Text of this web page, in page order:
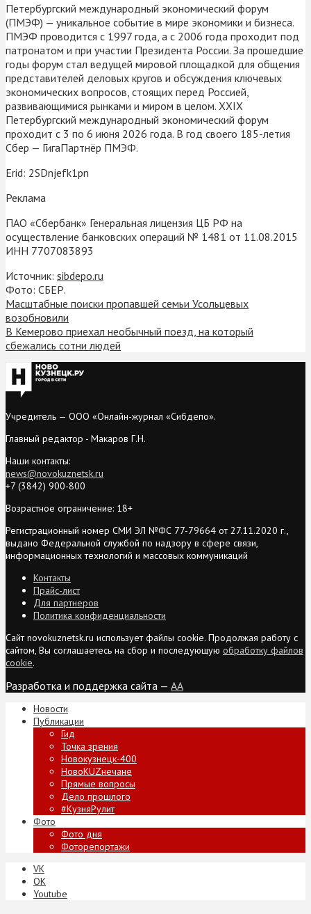
Петербургский международный экономический форум
(ПМЭФ) — уникальное событие в мире экономики и бизнеса.
ПМЭФ проводится с 1997 года, а с 2006 года проходит под
патронатом и при участии Президента России. За прошедшие
годы форум стал ведущей мировой площадкой для общения
представителей деловых кругов и обсуждения ключевых
экономических вопросов, стоящих перед Россией,
развивающимися рынками и миром в целом. XXIX
Петербургский международный экономический форум
проходит с 3 по 6 июня 2026 года. В год своего 185-летия
Сбер — ГигаПартнёр ПМЭФ.
Erid: 2SDnjefk1pn
Реклама
ПАО «Сбербанк» Генеральная лицензия ЦБ РФ на
осуществление банковских операций № 1481 от 11.08.2015
ИНН 7707083893
Источник: sibdepo.ru
Фото: СБЕР.
Масштабные поиски пропавшей семьи Усольцевых
возобновили
В Кемерово приехал необычный поезд, на который
сбежались сотни людей
Учредитель — ООО «Онлайн-журнал «Сибдепо».
Главный редактор - Макаров Г.Н.
Наши контакты:
news@novokuznetsk.ru
+7 (3842) 900-800
Возрастное ограничение: 18+
Регистрационный номер СМИ ЭЛ №ФС 77-79664 от 27.11.2020 г.,
выдано Федеральной службой по надзору в сфере связи,
информационных технологий и массовых коммуникаций
Контакты
Прайс-лист
Для партнеров
Политика конфиденциальности
Сайт novokuznetsk.ru использует файлы cookie. Продолжая работу с
сайтом, Вы соглашаетесь на сбор и последующую обработку файлов
cookie.
Разработка и поддержка сайта — AA
Новости
Публикации
Гид
Точка зрения
Новокузнецк-400
НовоKUZнечане
Прямые вопросы
Дело прошлого
#КузняРулит
Фото
Фото дня
Фоторепортажи
VK
ОК
Youtube